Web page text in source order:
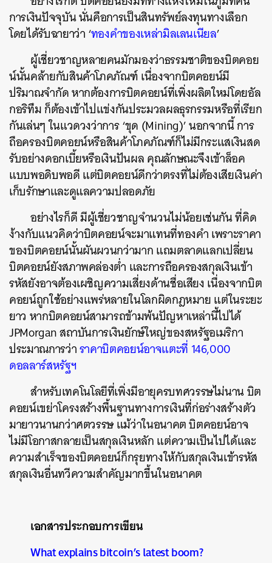
การเงินปัจจุบัน นั่นคือการเป็นสินทรัพย์ลงทุนทางเลือก
โดยได้รับฉายาว่า ‘ทองคำของเหล่ามิลเลนเนียล’
ผู้เชี่ยวชาญหลายคนมักมองว่าธรรมชาติของบิตคอย
น์นั้นคล้ายกับสินค้าโภคภัณฑ์ เนื่องจากบิตคอยน์มี
ปริมาณจำกัด หากต้องการบิตคอยน์ที่เพิ่งผลิตใหม่โดยอัล
กอริทึม ก็ต้องเข้าไปแข่งกันประมวลผลธุรกรรมหรือที่เรียก
กันเล่นๆ ในแวดวงว่าการ ‘ขุด (Mining)’ นอกจากนี้ การ
ถือครองบิตคอยน์หรือสินค้าโภคภัณฑ์ก็ไม่มีกระแสเงินสด
รับอย่างดอกเบี้ยหรือเงินปันผล คุณลักษณะจึงเข้าล็อค
แบบพอดิบพอดี แต่บิตคอยน์ดีกว่าตรงที่ไม่ต้องเสียเงินค่า
เก็บรักษาและดูแลความปลอดภัย
อย่างไรก็ดี มีผู้เชี่ยวชาญจำนวนไม่น้อยเช่นกัน ที่คิด
ง้างกับแนวคิดว่าบิตคอยน์จะมาแทนที่ทองคำ เพราะราคา
ของบิตคอยน์นั้นผันผวนกว่ามาก แถมตลาดแลกเปลี่ยน
บิตคอยน์ยังสภาพคล่องต่ำ และการถือครองสกุลเงินเข้า
รหัสยังอาจต้องเผชิญความเสี่ยงด้านชื่อเสียง เนื่องจากบิต
คอยน์ถูกใช้อย่างแพร่หลายในโลกผิดกฎหมาย แต่ในระยะ
ยาว หากบิตคอยน์สามารถข้ามพ้นปัญหาเหล่านี้ไปได้
JPMorgan สถาบันการเงินยักษ์ใหญ่ของสหรัฐอเมริกา
ประมาณการว่าราคาบิตคอยน์อาจแตะที่ 146,000
ดอลลาร์สหรัฐฯ
สำหรับเทคโนโลยีที่เพิ่งมีอายุครบทศวรรษไม่นาน บิต
คอยน์เขย่าโครงสร้างพื้นฐานทางการเงินที่ก่อร่างสร้างตัว
มายาวนานกว่าศตวรรษ แม้ว่าในอนาคต บิตคอยน์อาจ
ไม่มีโอกาสกลายเป็นสกุลเงินหลัก แต่ความเป็นไปได้และ
ความสำเร็จของบิตคอยน์ก็กรุยทางให้กับสกุลเงินเข้ารหัส
สกุลเงินอื่นทวีความสำคัญมากขึ้นในอนาคต
เอกสารประกอบการเขียน
What explains bitcoin’s latest boom?